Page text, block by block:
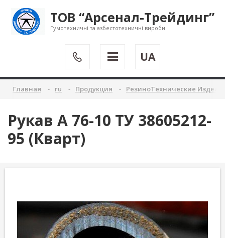
ТОВ “Арсенал-Трейдинг”
Гумотехничні та азбестотехничні вироби
UA
Главная ru Продукция РезиноТехнические
Рукав А 76-10 ТУ 38605212-
95 (Кварт)